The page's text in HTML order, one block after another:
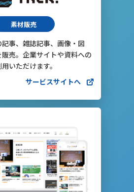
素材販売
事、雑誌記事、画像・図
売。企業サイトや資料への
いただけます。
サービスサイトへ